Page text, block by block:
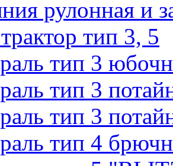
рулонная и
тип 3, 5
тип 3
тип 3
тип 3
тип 4